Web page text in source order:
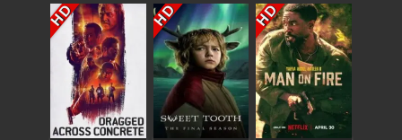
HD HD HD